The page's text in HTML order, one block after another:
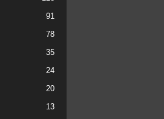
91
78
35
24
20
13